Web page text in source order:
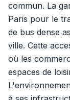
commun. La
Paris pour le
de bus dense
ville. Cette
où les
espaces de